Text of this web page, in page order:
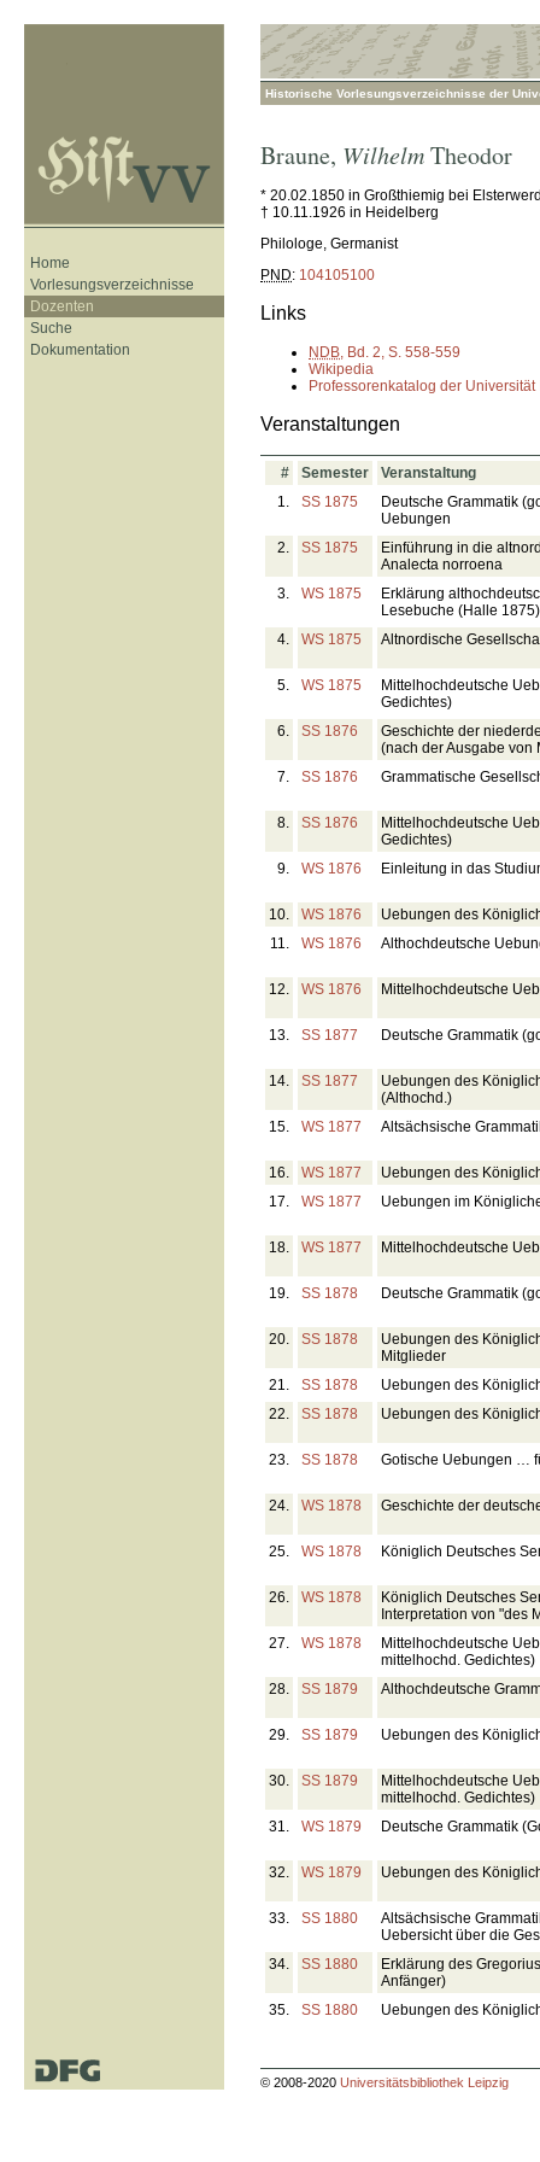
Historische Vorlesungsverzeichnisse der
Braune, WilhelmTheodor
* 20.02.1850 in Großthiemig bei
† 10.11.1926 in Heidelberg
Philologe, Germanist
PND: 104105100
Links
NDB, Bd. 2, S. 558-559
Wikipedia
Professorenkatalog der Universität
Veranstaltungen
# Semester
Veranstaltung
1.
SS 1875
Deutsche Grammatik
Uebungen
2.
SS 1875
Einführung in die
Analecta norroena
3.
WS 1875
Erklärung
Lesebuche (Halle 1875)
4.
WS 1875 Altnordische
5. WS 1875
Mittelhochdeutsche
Gedichtes)
6.
SS 1876
Geschichte der
(nach der Ausgabe von
7.
SS 1876 Grammatische
8. SS 1876
Mittelhochdeutsche
Gedichtes)
9.
WS 1876 Einleitung in das
10. WS 1876
Uebungen des
11.
WS 1876 Althochdeutsche
12. WS 1876 Mittelhochdeutsche
13. SS 1877 Deutsche Grammatik
14. SS 1877
Uebungen des
(Althochd.)
15.
WS 1877 Altsächsische
16. WS 1877
Uebungen des
17.
WS 1877 Uebungen im
18. WS 1877 Mittelhochdeutsche
19. SS 1878 Deutsche Grammatik
20. SS 1878
Uebungen des
Mitglieder
21.
SS 1878
Uebungen des
22.
SS 1878 Uebungen des
23. SS 1878 Gotische Uebungen …
24. WS 1878 Geschichte der
25. WS 1878 Königlich Deutsches
26. WS 1878
Königlich Deutsches
Interpretation von "des
27.
WS 1878
Mittelhochdeutsche
mittelhochd. Gedichtes)
28.
SS 1879 Althochdeutsche
29. SS 1879 Uebungen des
30. SS 1879
Mittelhochdeutsche
mittelhochd. Gedichtes)
31.
WS 1879 Deutsche Grammatik
32. WS 1879 Uebungen des
33. SS 1880
Altsächsische
Uebersicht über die
34.
SS 1880
Erklärung des
Anfänger)
35.
SS 1880 Uebungen des
Home
Vorlesungsverzeichnisse
Dozenten
Suche
Dokumentation
© 2008-2020 Universitätsbibliothek Leipzig